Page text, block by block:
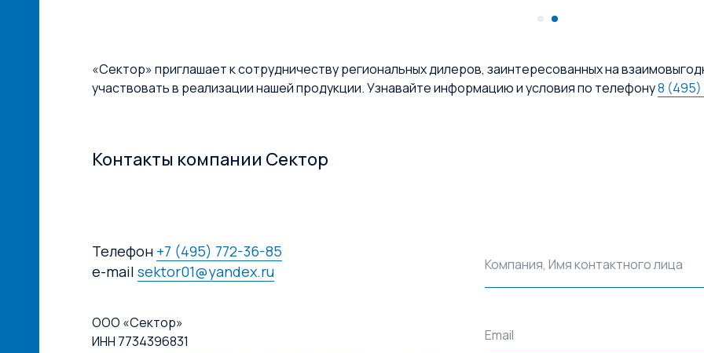
«Сектор» приглашает к сотрудничеству региональных дилеров, заинтересованных на
участвовать в реализации нашей продукции. Узнавайте информацию и условия по телефону8
Контакты компании Сектор
Телефон +7 (495) 772-36-85
e-mail sektor01@yandex.ru
ООО «Сектор»
ИНН 7734396831
Компания, Имя контактного лица
Email